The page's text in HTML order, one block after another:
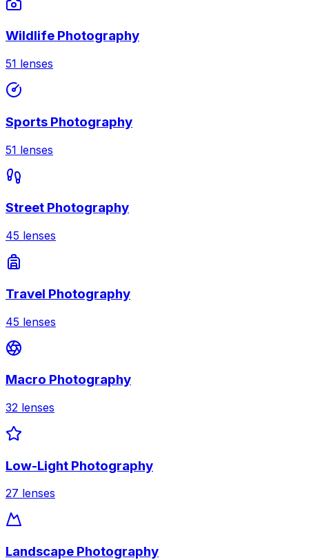
Wildlife Photography
51 lenses
Sports Photography
51 lenses
Street Photography
45 lenses
Travel Photography
45 lenses
Macro Photography
32 lenses
Low-Light Photography
27 lenses
Landscape Photography